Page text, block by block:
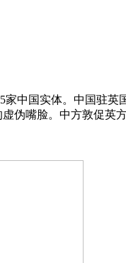
国实体。中国驻英
伪嘴脸。中方敦促英